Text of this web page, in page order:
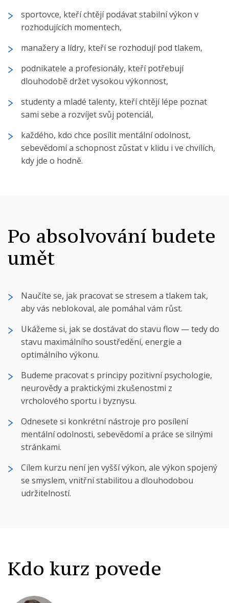
sportovce, kteří chtějí podávat stabilní výkon v
rozhodujících momentech,
manažery a lídry, kteří se rozhodují pod tlakem,
podnikatele a profesionály, kteří potřebují
dlouhodobě držet vysokou výkonnost,
studenty a mladé talenty, kteří chtějí lépe poznat
sami sebe a rozvíjet svůj potenciál,
každého, kdo chce posílit mentální odolnost,
sebevědomí a schopnost zůstat v klidu i ve chvílích,
kdy jde o hodně.
Po absolvování budete
umět
Naučíte se, jak pracovat se stresem a tlakem tak,
aby vás neblokoval, ale pomáhal vám růst.
Ukážeme si, jak se dostávat do stavu flow — tedy do
stavu maximálního soustředění, energie a
optimálního výkonu.
Budeme pracovat s principy pozitivní psychologie,
neurovědy a praktickými zkušenostmi z
vrcholového sportu i byznysu.
Odnesete si konkrétní nástroje pro posílení
mentální odolnosti, sebevědomí a práce se silnými
stránkami.
Cílem kurzu není jen vyšší výkon, ale výkon spojený
se smyslem, vnitřní stabilitou a dlouhodobou
udržitelností.
Kdo kurz povede